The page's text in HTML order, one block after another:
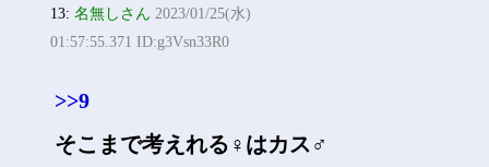
13:名無しさん 2023/01/25(水)
01:57:55.371 ID:g3Vsn33R0
>>9
そこまで考えれる♀はカス♂